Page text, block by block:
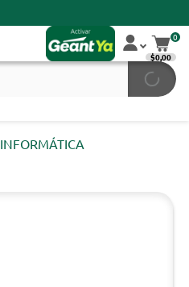
0
$0,00
INFORMÁTICA